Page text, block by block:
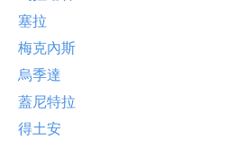
塞拉
梅克內斯
烏季達
蓋尼特拉
得土安